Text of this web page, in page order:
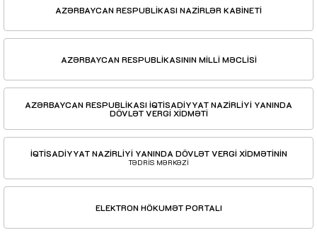
AZƏRBAYCAN RESPUBLİKASI NAZİRLƏR KABİNETİ
AZƏRBAYCAN RESPUBLİKASININ MİLLİ MƏCLİSİ
AZƏRBAYCAN RESPUBLİKASI İQTİSADİYYAT NAZİRLİYİ YANINDA
DÖVLƏT VERGİ XİDMƏTİ
İQTİSADİYYAT NAZİRLİYİ YANINDA DÖVLƏT VERGİ XİDMƏTİNİN
TƏDRİS MƏRKƏZİ
ELEKTRON HÖKUMƏT PORTALI